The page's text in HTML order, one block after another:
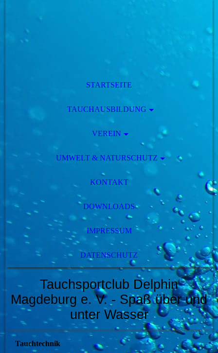
STARTSEITE
TAUCHAUSBILDUNG
VEREIN
UMWELT & NATURSCHUTZ
KONTAKT
DOWNLOADS
IMPRESSUM
DATENSCHUTZ
Tauchsportclub Delphin
Magdeburg e. V. - Spaß über und
unter Wasser
Tauchtechnik